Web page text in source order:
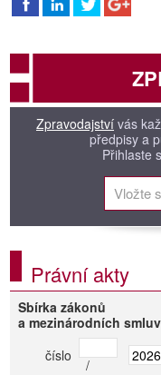
Zpravodajství vás
předpisy a
Přihlaste
Právní akty
Sbírka zákonů
a mezinárodních smluv
číslo
/